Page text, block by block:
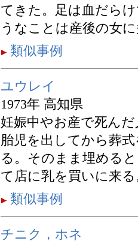
てきた。足は血だら
うなことは産後の女
類似事例
ユウレイ
1973年 高知県
妊娠中やお産で死ん
胎児を出してから葬
る。そのまま埋める
て店に乳を買いに来
類似事例
チニク，ホネ